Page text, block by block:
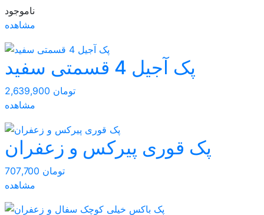
ناموجود
مشاهده
پک آجیل 4 قسمتی سفید
2,639,900 تومان
مشاهده
پک قوری پیرکس و زعفران
707,700 تومان
مشاهده